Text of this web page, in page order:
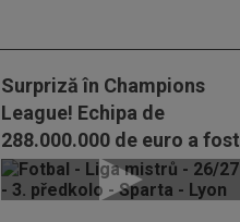
Surpriză în Champions
League! Echipa de
288.000.000 de euro a fost
răpusă